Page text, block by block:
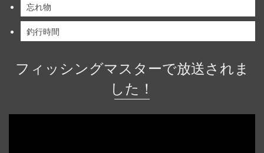
忘れ物
釣行時間
フィッシングマスターで放送されま
した！